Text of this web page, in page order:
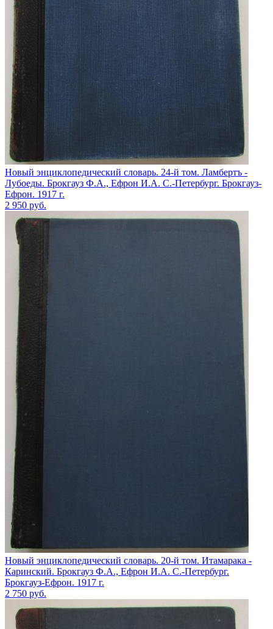
Новый энциклопедический словарь. 24-й том. Ламбертъ -
Лубоеды. Брокгауз Ф.А., Ефрон И.А. С.-Петербург. Брокгауз-
Ефрон. 1917 г.
2 950 руб.
Новый энциклопедический словарь. 20-й том. Итамарака -
Каринский. Брокгауз Ф.А., Ефрон И.А. С.-Петербург.
Брокгауз-Ефрон. 1917 г.
2 750 руб.